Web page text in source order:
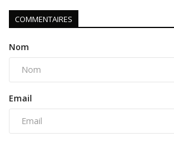
COMMENTAIRES
Nom
Email